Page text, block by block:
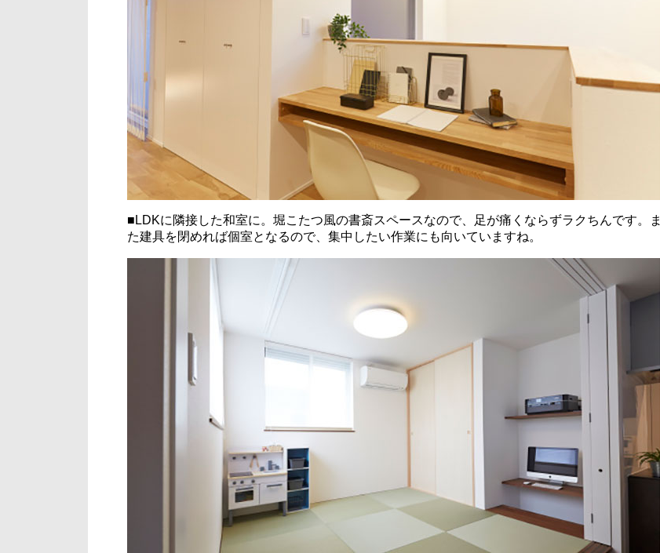
■LDKに隣接した和室に。堀こたつ風の書斎スペースなので、足が痛くならずラクちんです。ま
た建具を閉めれば個室となるので、集中したい作業にも向いていますね。